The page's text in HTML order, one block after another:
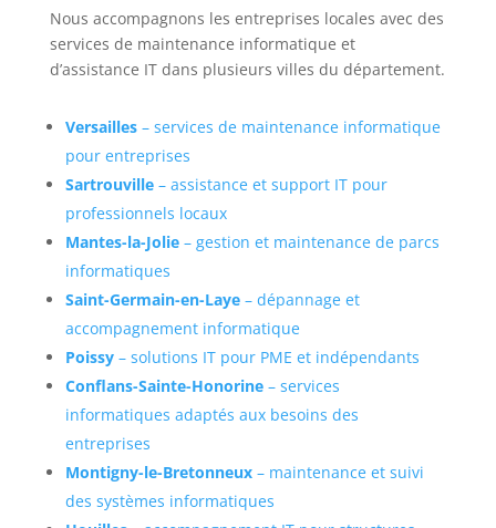
Nous accompagnons les entreprises locales avec des
services de maintenance informatique et
d’assistance IT dans plusieurs villes du département.
Versailles– services de maintenance informatique
pour entreprises
Sartrouville – assistance et support IT pour
professionnels locaux
Mantes-la-Jolie– gestion et maintenance de parcs
informatiques
Saint-Germain-en-Laye– dépannage et
accompagnement informatique
Poissy – solutions IT pour PME et indépendants
Conflans-Sainte-Honorine– services
informatiques adaptés aux besoins des
entreprises
Montigny-le-Bretonneux– maintenance et suivi
des systèmes informatiques